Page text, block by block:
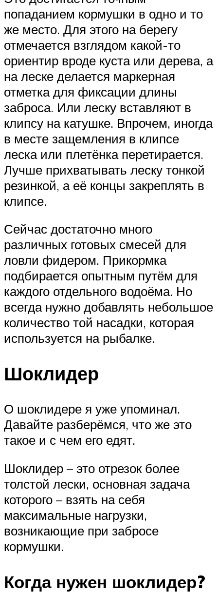
попаданием кормушки в одно и то
же место. Для этого на берегу
отмечается взглядом какой-то
ориентир вроде куста или дерева, а
на леске делается маркерная
отметка для фиксации длины
заброса. Или леску вставляют в
клипсу на катушке. Впрочем, иногда
в месте защемления в клипсе
леска или плетёнка перетирается.
Лучше прихватывать леску тонкой
резинкой, а её концы закреплять в
клипсе.
Сейчас достаточно много
различных готовых смесей для
ловли фидером. Прикормка
подбирается опытным путём для
каждого отдельного водоёма. Но
всегда нужно добавлять небольшое
количество той насадки, которая
используется на рыбалке.
Шоклидер
О шоклидере я уже упоминал.
Давайте разберёмся, что же это
такое и с чем его едят.
Шоклидер – это отрезок более
толстой лески, основная задача
которого – взять на себя
максимальные нагрузки,
возникающие при забросе
кормушки.
Когда нужен шоклидер?